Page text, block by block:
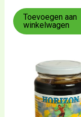
uit
5
Toevoegen aan
winkelwagen